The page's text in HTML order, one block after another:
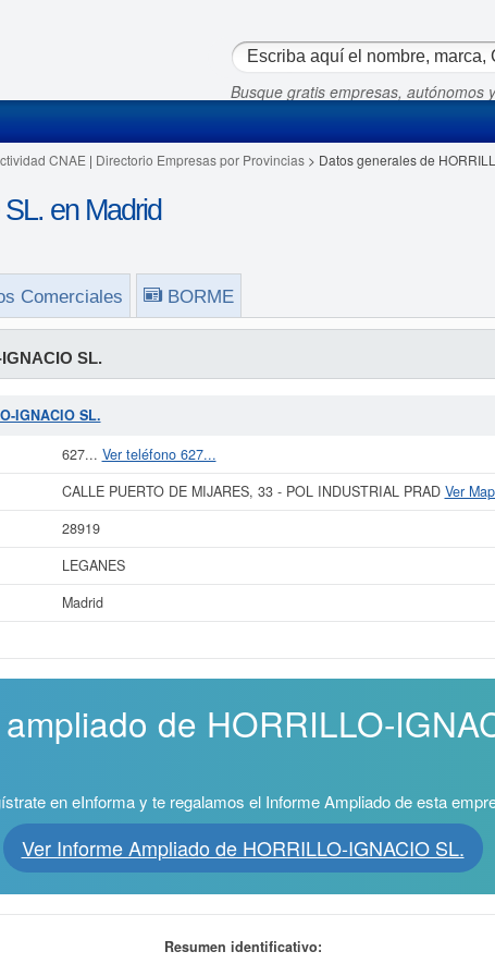
Busque gratis empresas, autónomos
CNAE | Directorio Empresas por Provincias> Datos generales de
en Madrid
Comerciales BORME
SL.
IGNACIO SL.
627... Ver teléfono 627...
CALLE PUERTO DE MIJARES, 33 - POL INDUSTRIAL PRAD Ver
28919
LEGANES
Madrid
de HORRILLO-
en eInforma y te regalamos el Informe Ampliado de esta
Ver Informe Ampliado de HORRILLO-IGNACIO SL.
Resumen identificativo: